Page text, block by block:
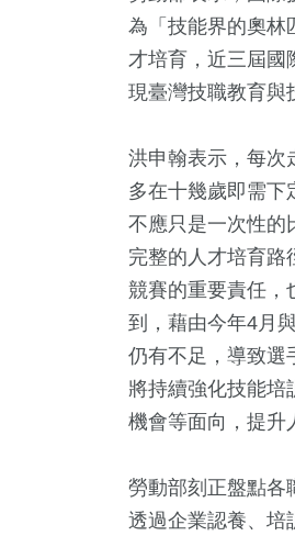
為「技能界的奧林
才培育，近三屆國
現臺灣技職教育與
洪申翰表示，每次
多在十幾歲即需下
不應只是一次性的
完整的人才培育路
競賽的重要責任，
到，藉由今年4月
仍有不足，導致選
將持續強化技能培
機會等面向，提升
勞動部刻正盤點各
透過企業認養、培